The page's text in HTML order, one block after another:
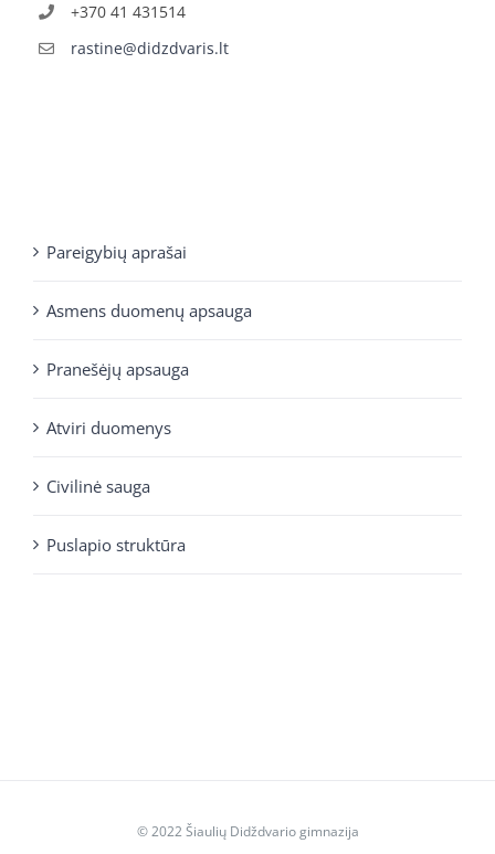
+370 41 431514
rastine@didzdvaris.lt
Pareigybių aprašai
Asmens duomenų apsauga
Pranešėjų apsauga
Atviri duomenys
Civilinė sauga
Puslapio struktūra
© 2022 Šiaulių Didždvario gimnazija